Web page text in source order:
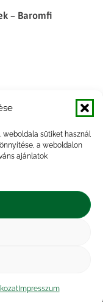
weboldala sütiket használ
a weboldalon
ajánlatok
Impresszum
– Baromfi
nyilatkozat
|